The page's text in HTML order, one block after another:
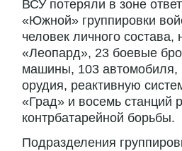
ВСУ потеряли в зоне
«Южной» группировки
человек личного состава,
«Леопард», 23 боевые
машины, 103 автомобиля,
орудия, реактивную
«Град» и восемь станций
контрбатарейной борьбы.
Подразделения